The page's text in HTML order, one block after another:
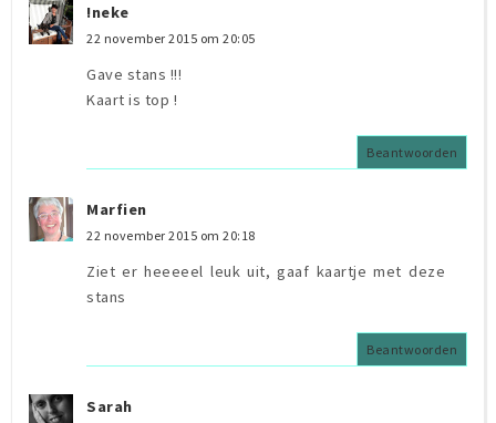
!neke
22 november 2015 om 20:05
Gave stans !!!
Kaart is top !
Beantwoorden
Marfien
22 november 2015 om 20:18
Ziet er heeeeel leuk uit, gaaf kaartje met deze
stans
Beantwoorden
Sarah